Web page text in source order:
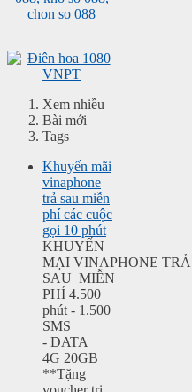
Xem nhiều
Bài mới
Tags
Khuyến mãi
vinaphone
trả sau miễn
phí các cuộc
gọi 10 phút
KHUYẾN
MẠI VINAPHONE TRẢ
SAU MIỄN
PHÍ 4.500
phút - 1.500
SMS
- DATA
4G 20GB
**Tặng